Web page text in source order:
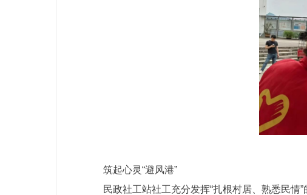
筑起心灵“避风港”
民政社工站社工充分发挥“扎根村居、熟悉民情